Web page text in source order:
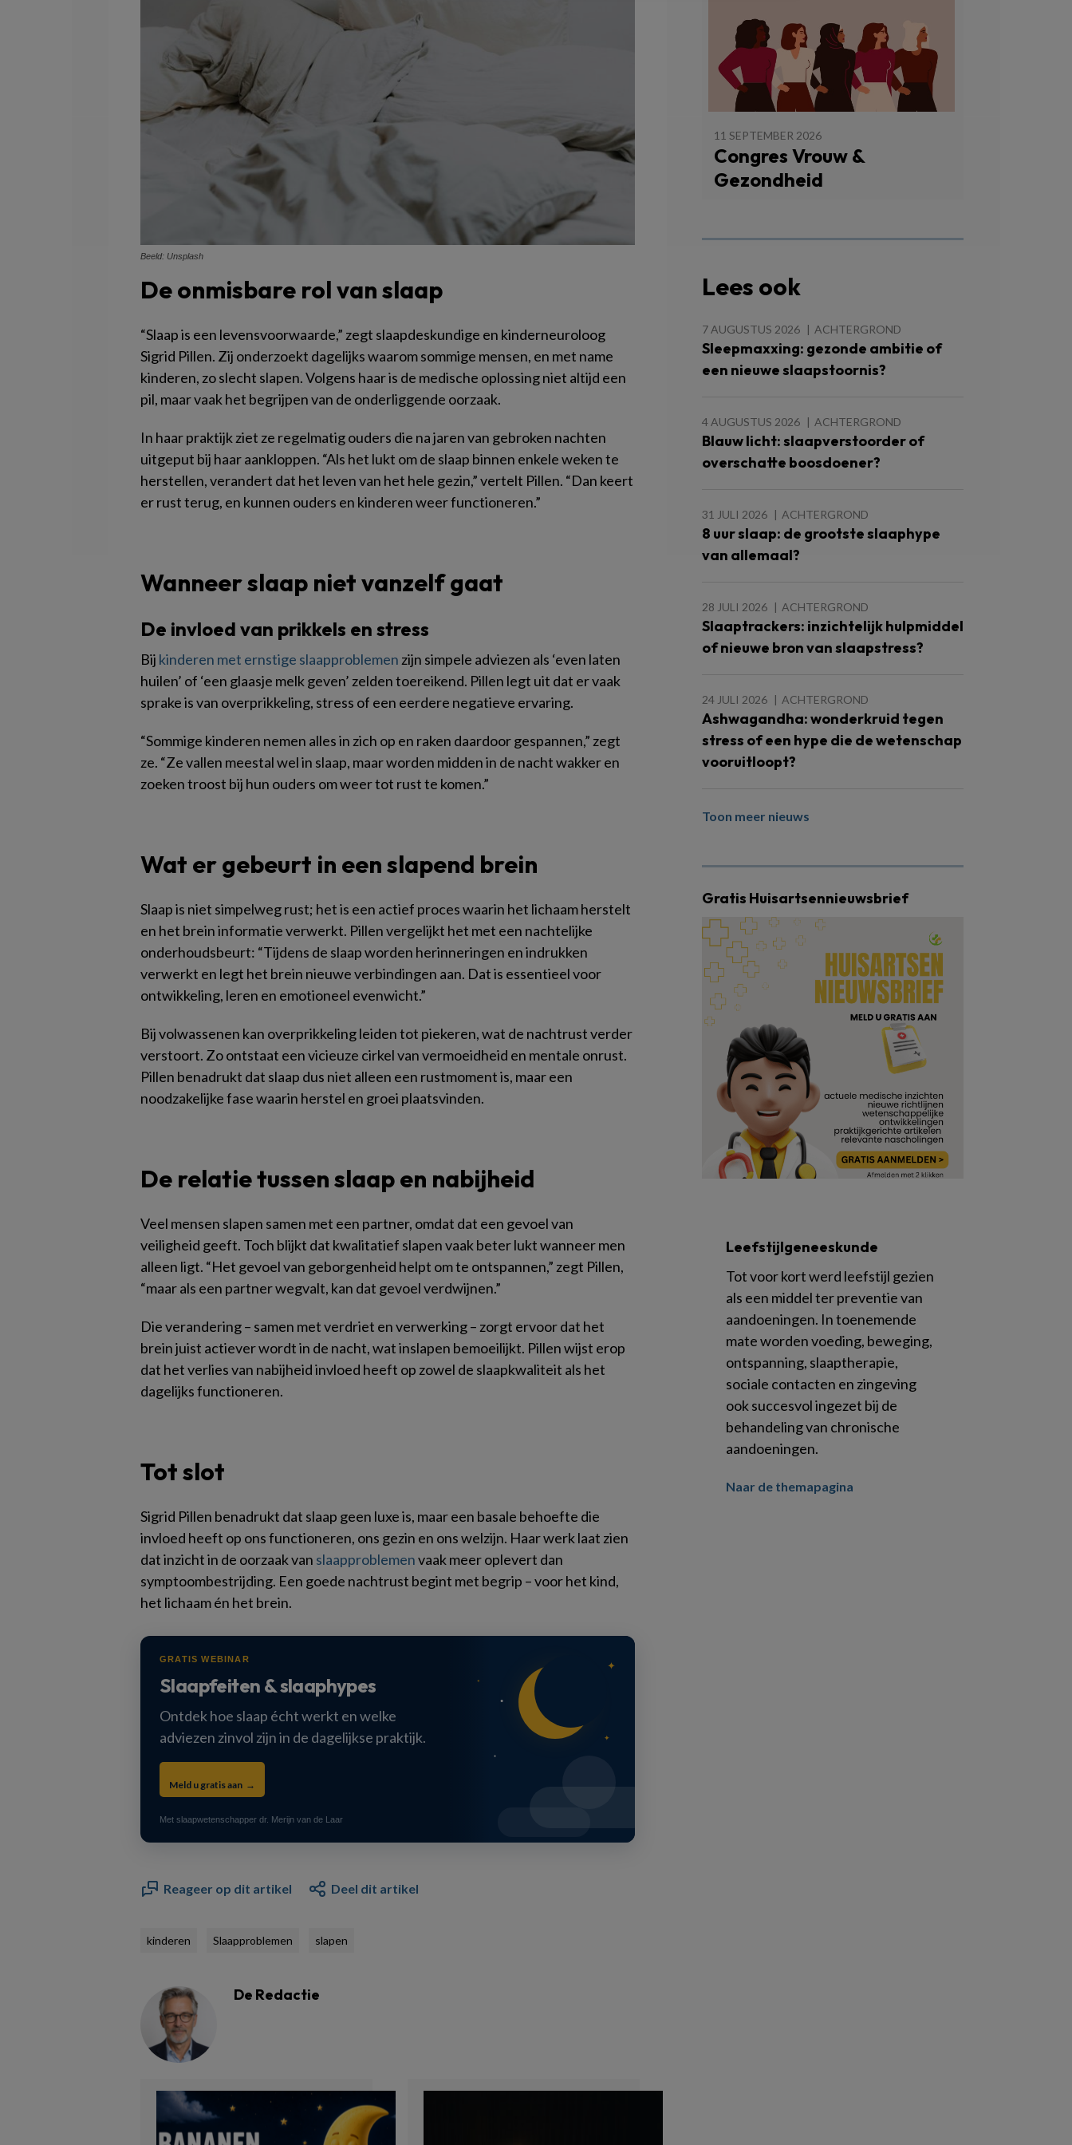
Beeld: Unsplash
De onmisbare rol van slaap
“Slaap is een levensvoorwaarde,” zegt slaapdeskundige en kinderneuroloog
Sigrid Pillen. Zij onderzoekt dagelijks waarom sommige mensen, en met name
kinderen, zo slecht slapen. Volgens haar is de medische oplossing niet altijd een
pil, maar vaak het begrijpen van de onderliggende oorzaak.
In haar praktijk ziet ze regelmatig ouders die na jaren van gebroken nachten
uitgeput bij haar aankloppen. “Als het lukt om de slaap binnen enkele weken te
herstellen, verandert dat het leven van het hele gezin,” vertelt Pillen. “Dan keert
er rust terug, en kunnen ouders en kinderen weer functioneren.”
Wanneer slaap niet vanzelf gaat
De invloed van prikkels en stress
Bij kinderen met ernstige slaapproblemen zijn simpele adviezen als ‘even laten
huilen’ of ‘een glaasje melk geven’ zelden toereikend. Pillen legt uit dat er vaak
sprake is van overprikkeling, stress of een eerdere negatieve ervaring.
“Sommige kinderen nemen alles in zich op en raken daardoor gespannen,” zegt
ze. “Ze vallen meestal wel in slaap, maar worden midden in de nacht wakker en
zoeken troost bij hun ouders om weer tot rust te komen.”
Wat er gebeurt in een slapend brein
Slaap is niet simpelweg rust; het is een actief proces waarin het lichaam herstelt
en het brein informatie verwerkt. Pillen vergelijkt het met een nachtelijke
onderhoudsbeurt: “Tijdens de slaap worden herinneringen en indrukken
verwerkt en legt het brein nieuwe verbindingen aan. Dat is essentieel voor
ontwikkeling, leren en emotioneel evenwicht.”
Bij volwassenen kan overprikkeling leiden tot piekeren, wat de nachtrust verder
verstoort. Zo ontstaat een vicieuze cirkel van vermoeidheid en mentale onrust.
Pillen benadrukt dat slaap dus niet alleen een rustmoment is, maar een
noodzakelijke fase waarin herstel en groei plaatsvinden.
De relatie tussen slaap en nabijheid
Veel mensen slapen samen met een partner, omdat dat een gevoel van
veiligheid geeft. Toch blijkt dat kwalitatief slapen vaak beter lukt wanneer men
alleen ligt. “Het gevoel van geborgenheid helpt om te ontspannen,” zegt Pillen,
“maar als een partner wegvalt, kan dat gevoel verdwijnen.”
Die verandering – samen met verdriet en verwerking – zorgt ervoor dat het
brein juist actiever wordt in de nacht, wat inslapen bemoeilijkt. Pillen wijst erop
dat het verlies van nabijheid invloed heeft op zowel de slaapkwaliteit als het
dagelijks functioneren.
Tot slot
Sigrid Pillen benadrukt dat slaap geen luxe is, maar een basale behoefte die
invloed heeft op ons functioneren, ons gezin en ons welzijn. Haar werk laat zien
dat inzicht in de oorzaak van slaapproblemenvaak meer oplevert dan
symptoombestrijding. Een goede nachtrust begint met begrip – voor het kind,
het lichaam én het brein.
GRATIS WEBINAR
Slaapfeiten & slaaphypes
Ontdek hoe slaap écht werkt en welke
adviezen zinvol zijn in de dagelijkse praktijk.
Meld u gratis aan →
Met slaapwetenschapper dr. Merijn van de Laar
✦
●
✦
●
●
Reageer op dit artikel Deel dit artikel
kinderen Slaapproblemen slapen
De Redactie
11 SEPTEMBER 2026
Congres Vrouw &
Gezondheid
Lees ook
7 AUGUSTUS 2026 ACHTERGROND
Sleepmaxxing: gezonde ambitie of
een nieuwe slaapstoornis?
4 AUGUSTUS 2026 ACHTERGROND
Blauw licht: slaapverstoorder of
overschatte boosdoener?
31 JULI 2026 ACHTERGROND
8 uur slaap: de grootste slaaphype
van allemaal?
28 JULI 2026 ACHTERGROND
Slaaptrackers: inzichtelijk hulpmiddel
of nieuwe bron van slaapstress?
24 JULI 2026 ACHTERGROND
Ashwagandha: wonderkruid tegen
stress of een hype die de wetenschap
vooruitloopt?
Toon meer nieuws
Gratis Huisartsennieuwsbrief
Leefstijlgeneeskunde
Tot voor kort werd leefstijl gezien
als een middel ter preventie van
aandoeningen. In toenemende
mate worden voeding, beweging,
ontspanning, slaaptherapie,
sociale contacten en zingeving
ook succesvol ingezet bij de
behandeling van chronische
aandoeningen.
Naar de themapagina